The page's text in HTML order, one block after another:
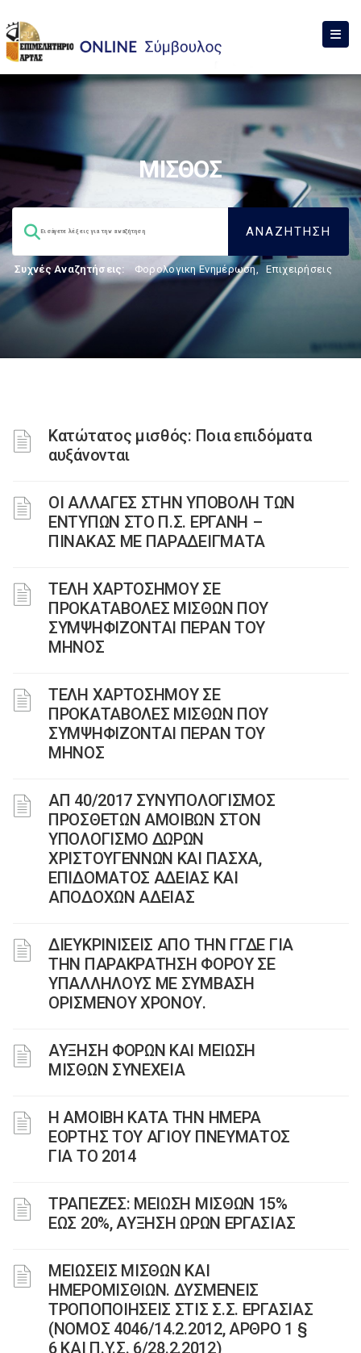
ΜΙΣΘΟΣ
Συχνές Αναζητήσεις: Φορολογικη Ενημέρωση, Επιχειρήσεις
Κατώτατος μισθός: Ποια επιδόματα
αυξάνονται
ΟΙ ΑΛΛΑΓΕΣ ΣΤΗΝ ΥΠΟΒΟΛΗ ΤΩΝ
ΕΝΤΥΠΩΝ ΣΤΟ Π.Σ. ΕΡΓΑΝΗ –
ΠΙΝΑΚΑΣ ΜΕ ΠΑΡΑΔΕΙΓΜΑΤΑ
ΤΕΛΗ ΧΑΡΤΟΣΗΜΟΥ ΣΕ
ΠΡΟΚΑΤΑΒΟΛΕΣ ΜΙΣΘΩΝ ΠΟΥ
ΣΥΜΨΗΦΙΖΟΝΤΑΙ ΠΕΡΑΝ ΤΟΥ
ΜΗΝΟΣ
ΤΕΛΗ ΧΑΡΤΟΣΗΜΟΥ ΣΕ
ΠΡΟΚΑΤΑΒΟΛΕΣ ΜΙΣΘΩΝ ΠΟΥ
ΣΥΜΨΗΦΙΖΟΝΤΑΙ ΠΕΡΑΝ ΤΟΥ
ΜΗΝΟΣ
ΑΠ 40/2017 ΣΥΝΥΠΟΛΟΓΙΣΜΟΣ
ΠΡΟΣΘΕΤΩΝ ΑΜΟΙΒΩΝ ΣΤΟΝ
ΥΠΟΛΟΓΙΣΜΟ ΔΩΡΩΝ
ΧΡΙΣΤΟΥΓΕΝΝΩΝ ΚΑΙ ΠΑΣΧΑ,
ΕΠΙΔΟΜΑΤΟΣ ΑΔΕΙΑΣ ΚΑΙ
ΑΠΟΔΟΧΩΝ ΑΔΕΙΑΣ
ΔΙΕΥΚΡΙΝΙΣΕΙΣ ΑΠΟ ΤΗΝ ΓΓΔΕ ΓΙΑ
ΤΗΝ ΠΑΡΑΚΡΑΤΗΣΗ ΦΟΡΟΥ ΣΕ
ΥΠΑΛΛΗΛΟΥΣ ΜΕ ΣΥΜΒΑΣΗ
ΟΡΙΣΜΕΝΟΥ ΧΡΟΝΟΥ.
ΑΥΞΗΣΗ ΦΟΡΩΝ ΚΑΙ ΜΕΙΩΣΗ
ΜΙΣΘΩΝ ΣΥΝΕΧΕΙΑ
Η ΑΜΟΙΒΗ ΚΑΤΑ ΤΗΝ ΗΜΕΡΑ
ΕΟΡΤΗΣ ΤΟΥ ΑΓΙΟΥ ΠΝΕΥΜΑΤΟΣ
ΓΙΑ ΤΟ 2014
ΤΡΑΠΕΖΕΣ: ΜΕΙΩΣΗ ΜΙΣΘΩΝ 15%
ΕΩΣ 20%, ΑΥΞΗΣΗ ΩΡΩΝ ΕΡΓΑΣΙΑΣ
MΕΙΩΣΕΙΣ ΜΙΣΘΩΝ ΚΑΙ
ΗΜΕΡΟΜΙΣΘΙΩΝ. ΔΥΣΜΕΝΕΙΣ
ΤΡΟΠΟΠΟΙΗΣΕΙΣ ΣΤΙΣ Σ.Σ. EΡΓΑΣΙΑΣ
(NΟΜΟΣ 4046/14.2.2012, ΑΡΘΡΟ 1 §
6 ΚΑΙ Π.Y.Σ. 6/28.2.2012)